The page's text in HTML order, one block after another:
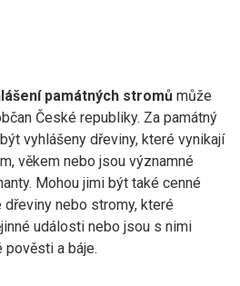
památných stromů může
České republiky. Za památný
vyhlášeny dřeviny, které vynikají
věkem nebo jsou významné
Mohou jimi být také cenné
dřeviny nebo stromy, které
události nebo jsou s nimi
pověsti a báje.